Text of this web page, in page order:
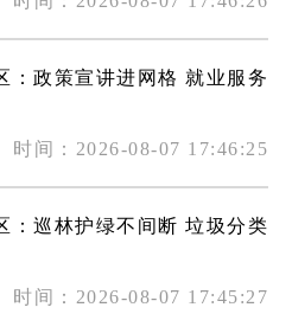
：政策宣讲进网格 就业服务
时间：2026-08-07 17:46:25
：巡林护绿不间断 垃圾分类
时间：2026-08-07 17:45:27